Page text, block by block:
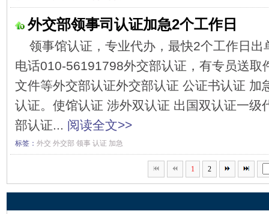
外交部领事司认证加急2个工作日
领事馆认证，专业代办，最快2个工作日
电话010-56191798外交部认证，有专员送取
文件等外交部认证外交部认证 公证书认证 加
认证。使馆认证 涉外双认证 出国双认证一级
部认证... 阅读全文>>
标签： 外交 外交部 领事 认证 加急
1 2